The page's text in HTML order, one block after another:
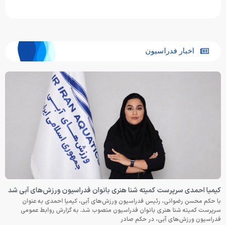
اخبار فدراسیون
کیمیا احمدی سرپرست کمیته شنا هنری بانوان فدراسیون ورزش‌های آبی شد
با حکم محسن رضوانی، رئیس فدراسیون ورزش‌های آبی، کیمیا احمدی به عنوان
سرپرست کمیته شنا هنری بانوان فدراسیون منصوب شد. به گزارش روابط عمومی
فدراسیون ورزش‌های آبی، در حکم صادر